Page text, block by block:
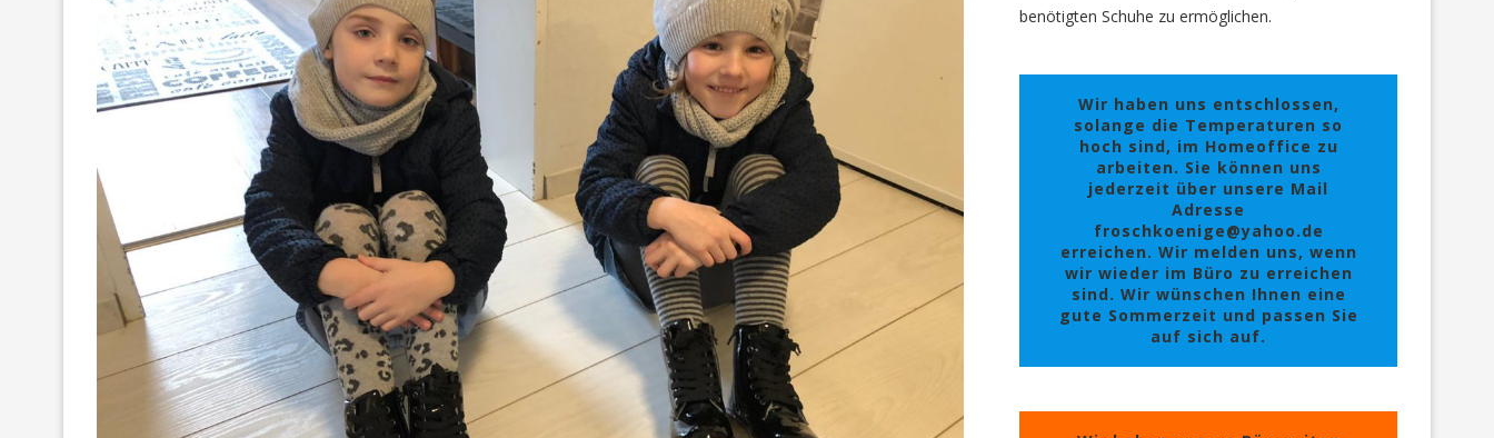
benötigten Schuhe zu ermöglichen.
Wir haben uns entschlossen,
solange die Temperaturen so
hoch sind, im Homeoffice zu
arbeiten. Sie können uns
jederzeit über unsere Mail
Adresse
froschkoenige@yahoo.de
erreichen. Wir melden uns, wenn
wir wieder im Büro zu erreichen
sind. Wir wünschen Ihnen eine
gute Sommerzeit und passen Sie
auf sich auf.